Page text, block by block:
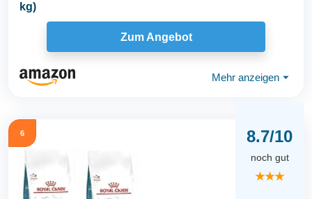
kg)
Zum Angebot
Mehr anzeigen ⏷
6 8.7/10
noch gut
★★★